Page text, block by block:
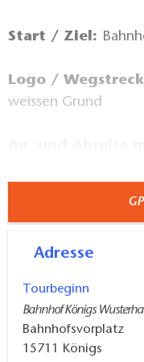
Start / Ziel:
Logo /
weissen Grund
An- und Abreise
Wusterhausen -
Sehenswertes:
Bahnhof Königs
Adresse
Tourbeginn
Bahnhof Königs
Bahnhofsvorplatz
15711
Königs